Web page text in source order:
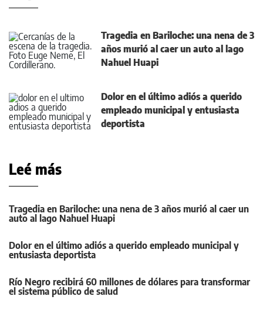
Tragedia en Bariloche: una nena de 3
años murió al caer un auto al lago
Nahuel Huapi
Dolor en el último adiós a querido
empleado municipal y entusiasta
deportista
Leé más
Tragedia en Bariloche: una nena de 3 años murió al caer un
auto al lago Nahuel Huapi
Dolor en el último adiós a querido empleado municipal y
entusiasta deportista
Río Negro recibirá 60 millones de dólares para transformar
el sistema público de salud